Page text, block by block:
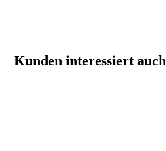
Kunden interessiert auch